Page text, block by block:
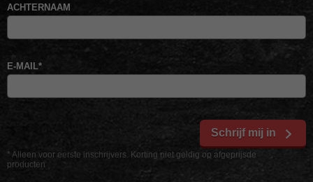
* Alleen voor eerste inschrijvers. Korting niet geldig op afgeprijsde
producten
ACHTERNAAM
E-MAIL*
Schrijf mij in